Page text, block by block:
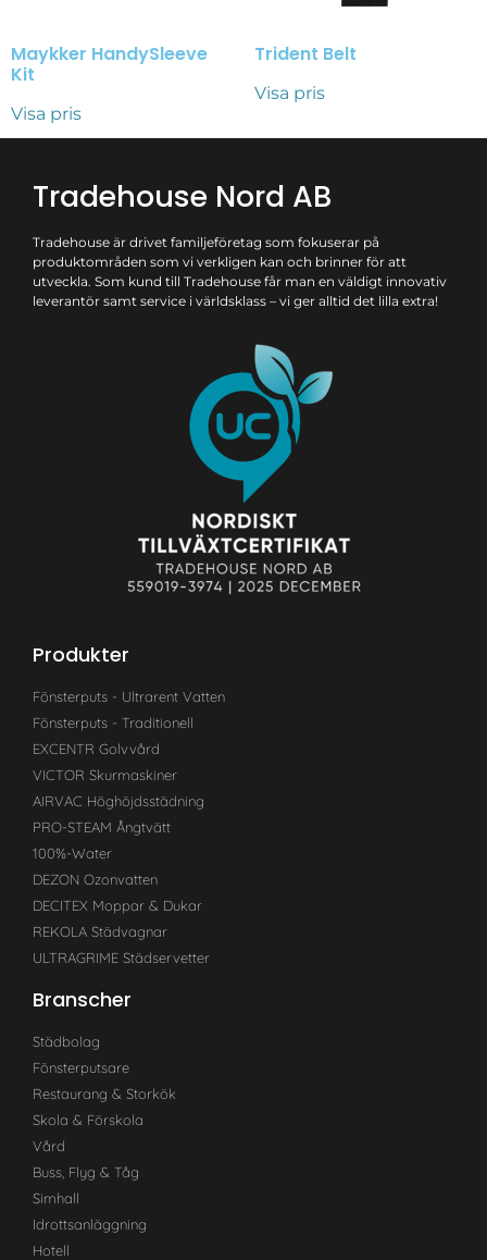
Maykker HandySleeve
Kit
Visa pris
Trident Belt
Visa pris
Tradehouse Nord AB
Tradehouse är drivet familjeföretag som fokuserar på
produktområden som vi verkligen kan och brinner för att
utveckla. Som kund till Tradehouse får man en väldigt innovativ
leverantör samt service i världsklass – vi ger alltid det lilla extra!
Produkter
Fönsterputs - Ultrarent Vatten
Fönsterputs - Traditionell
EXCENTR Golvvård
VICTOR Skurmaskiner
AIRVAC Höghöjdsstädning
PRO-STEAM Ångtvätt
100%-Water
DEZON Ozonvatten
DECITEX Moppar & Dukar
REKOLA Städvagnar
ULTRAGRIME Städservetter
Branscher
Städbolag
Fönsterputsare
Restaurang & Storkök
Skola & Förskola
Vård
Buss, Flyg & Tåg
Simhall
Idrottsanläggning
Hotell